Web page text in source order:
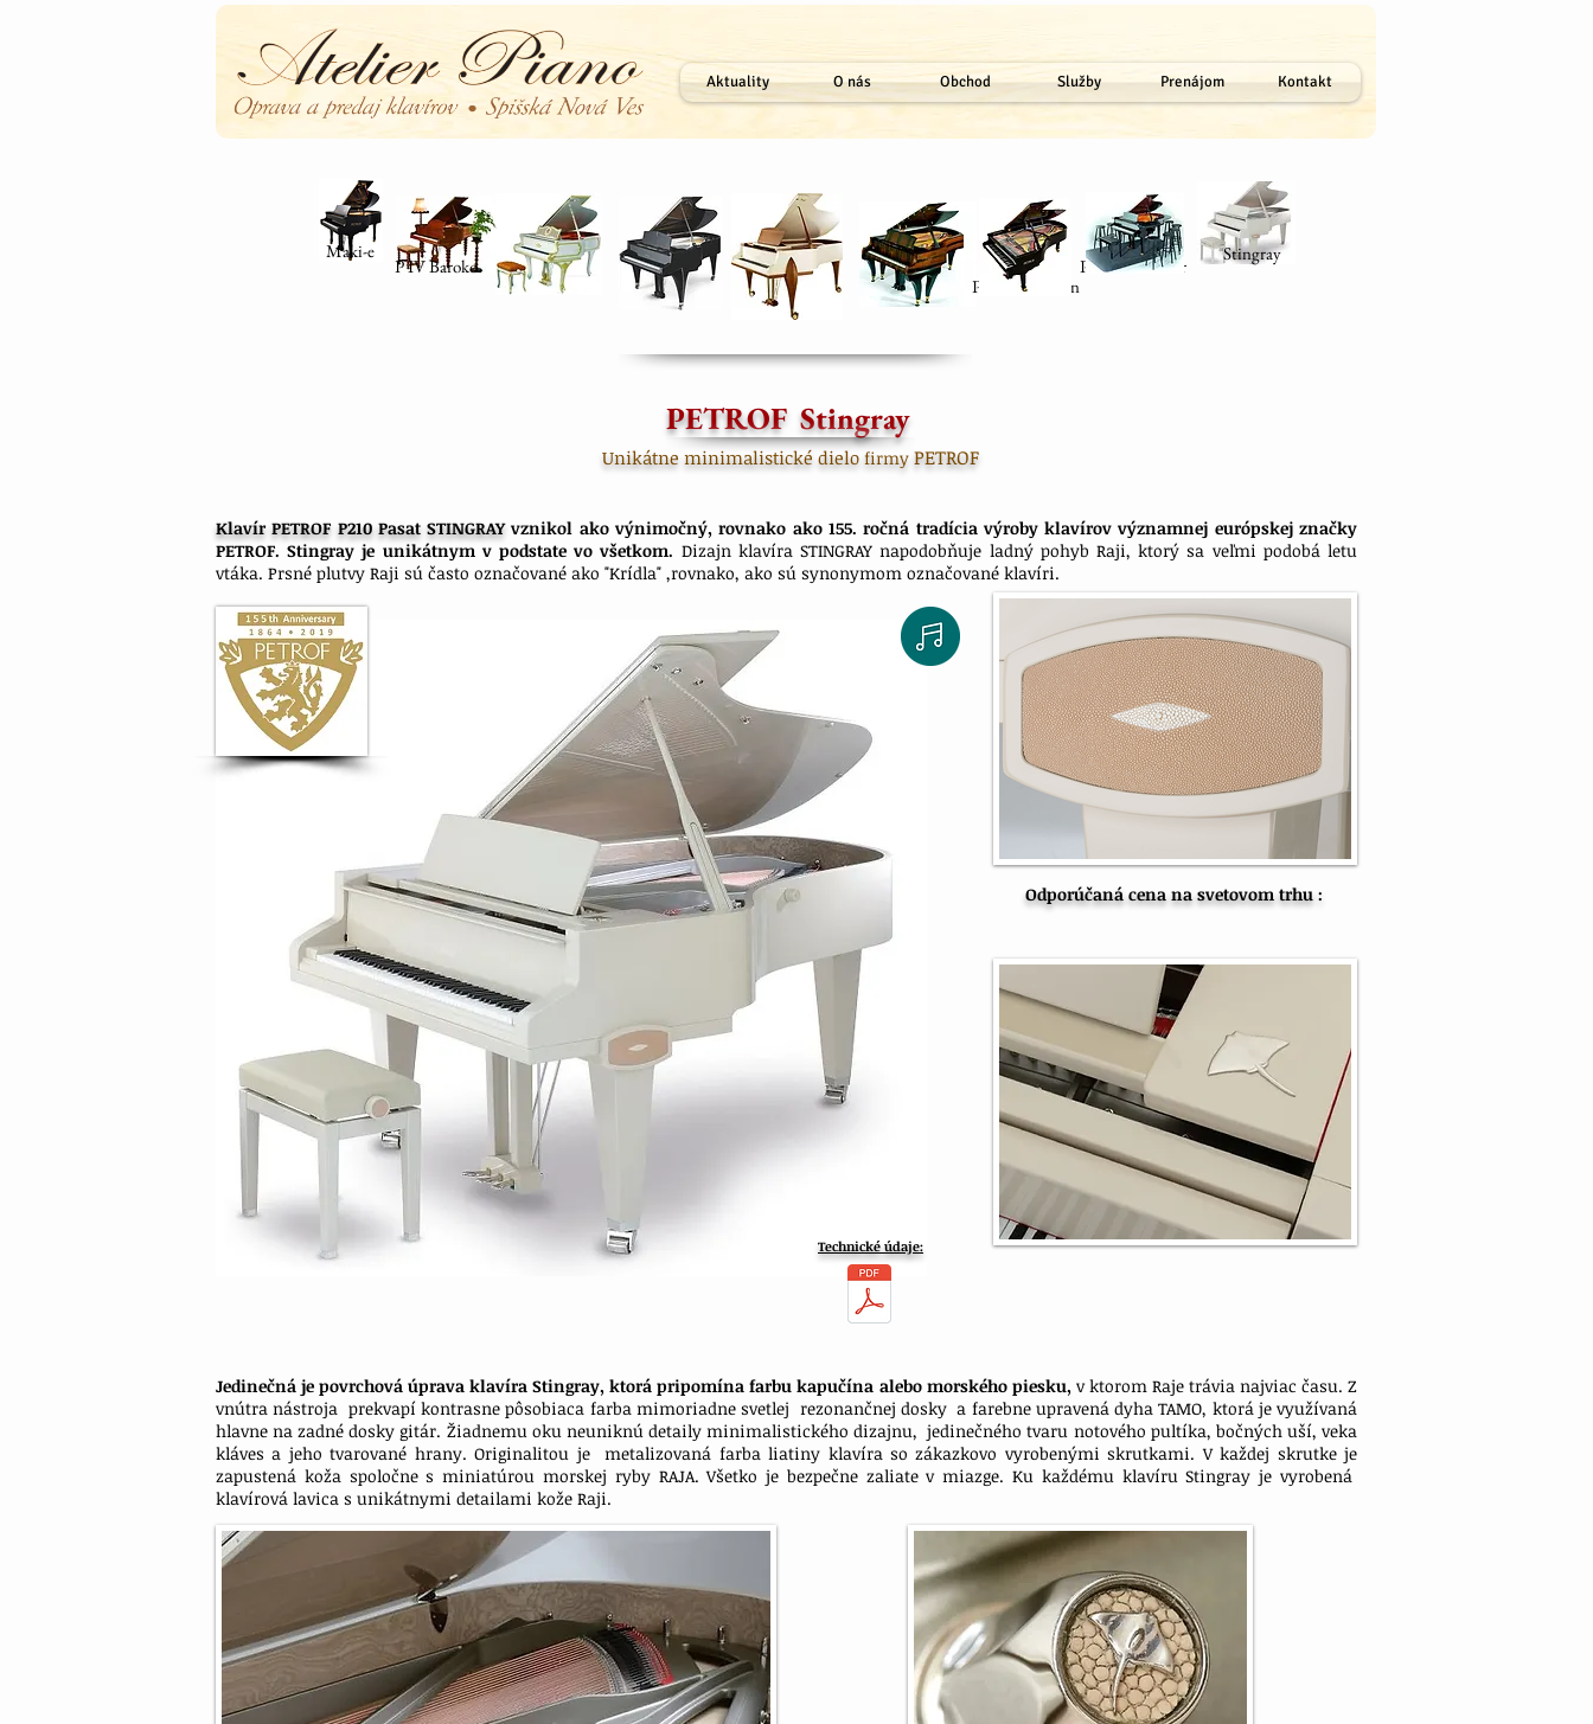
Aktuality O nás Obchod Služby Prenájom Kontakt
P IV Rokoko
P 194 Sabina Jub. mod. P III P 210 P. Kršáka
P 237 Monsoon
Petrof Pianobar
P IV Baroko
Maki-e Stingray
PETROF Stingray
Unikátne minimalistické dielo firmyPETROF
Klavír PETROF P210 Pasat STINGRAYvznikol ako výnimočný, rovnako ako 155. ročná tradícia výroby klavírov významnej európskej značky
PETROF.Stingray je unikátnym v podstate vo všetkom. Dizajn klavíra STINGRAY napodobňuje ladný pohyb Raji, ktorý sa veľmi podobá letu
vtáka. Prsné plutvy Raji sú často označované ako "Krídla" ,rovnako, ako sú synonymom označované klavíri.
Technické údaje:
Odporúčaná cena na svetovom trhu :
Jedinečná je povrchová úprava klavíra Stingray, ktorá pripomína farbu kapučína alebo morského piesku,v ktorom Raje trávia najviac času. Z
vnútra nástroja prekvapí kontrasne pôsobiaca farba mimoriadne svetlej rezonančnej dosky a farebne upravená dyha TAMO, ktorá je využívaná
hlavne na zadné dosky gitár. Žiadnemu oku neuniknú detaily minimalistického dizajnu, jedinečného tvaru notového pultíka, bočných uší, veka
kláves a jeho tvarované hrany. Originalitou je metalizovaná farba liatiny klavíra so zákazkovo vyrobenými skrutkami. V každej skrutke je
zapustená koža spoločne s miniatúrou morskej ryby RAJA. Všetko je bezpečne zaliate v miazge. Ku každému klavíru Stingray je vyrobená
klavírová lavica s unikátnymi detailami kože Raji.